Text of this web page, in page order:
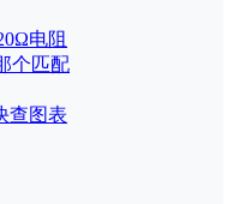
电阻
个匹配
查图表